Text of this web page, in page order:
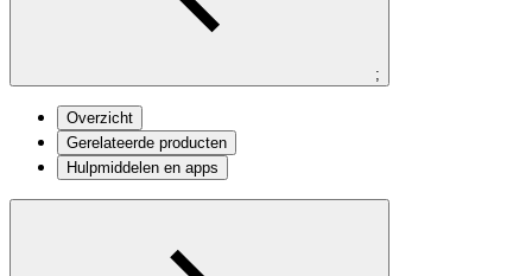
;
Overzicht
Gerelateerde producten
Hulpmiddelen en apps